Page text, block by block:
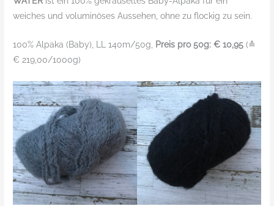
weiches und voluminöses Aussehen, ohne zu flockig zu sein.
100% Alpaka (Baby), LL 140m/50g, Preis pro 50g: € 10,95 (≙
€ 219,00/1000g)